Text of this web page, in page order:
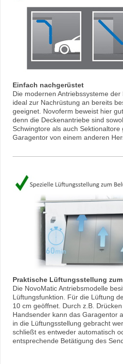
Einfach nachgerüstet
Die modernen Antriebssysteme
ideal zur Nachrüstung an bereits
geeignet. Novoferm beweist hier
denn die Deckenantriebe sind
Schwingtore als auch
Garagentor von einem anderen
Praktische Lüftungsstellung
Die NovoMatic Antriebsmodelle
Lüftungsfunktion. Für die Lüftung
10 cm geöffnet. Durch z.B.
Handsender kann das Garagentor
in die Lüftungsstellung gebracht
schließt es entweder automatisch
entsprechende Betätigung des